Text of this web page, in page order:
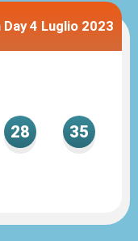
4 Luglio 2023
28 35